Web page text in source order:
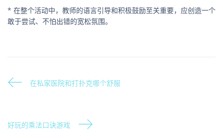
* 在整个活动中，教师的语言引导和积极鼓励至关重要，应创造一个
敢于尝试、不怕出错的宽松氛围。
在私家医院和打扑克哪个舒服
好玩的乘法口诀游戏